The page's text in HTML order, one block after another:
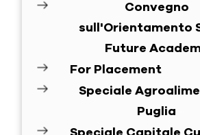
Convegno
sull'Orientamento
Future
For Placement
Speciale
Puglia